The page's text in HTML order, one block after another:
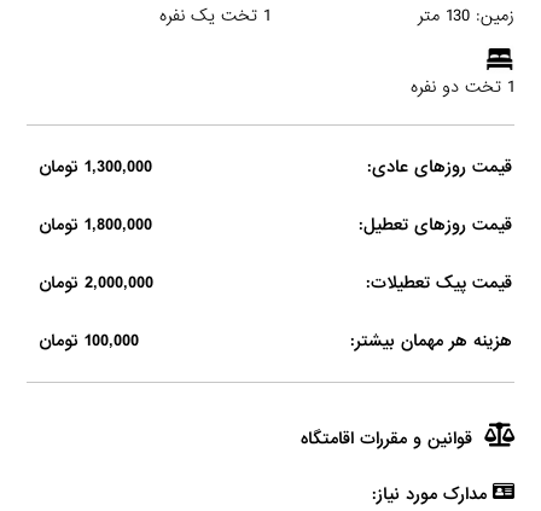
زمین: 130 متر 1 تخت یک نفره
1 تخت دو نفره
قیمت روزهای عادی: 1,300,000 تومان
قیمت روزهای تعطیل: 1,800,000 تومان
قیمت پیک تعطیلات: 2,000,000 تومان
هزینه هر مهمان بیشتر: 100,000 تومان
قوانین و مقررات اقامتگاه
مدارک مورد نیاز: